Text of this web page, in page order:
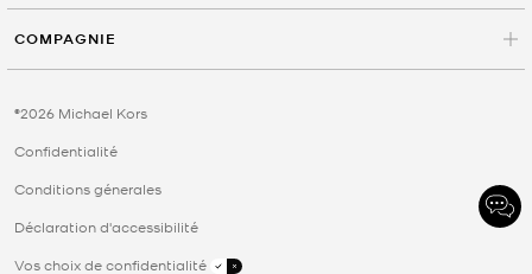
COMPAGNIE
©2026 Michael Kors
Confidentialité
Conditions génerales
Déclaration d'accessibilité
Vos choix de confidentialité